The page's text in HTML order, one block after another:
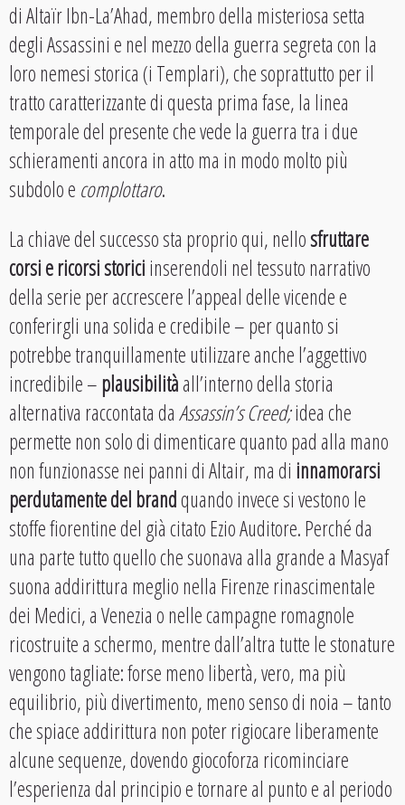
di Altaïr Ibn-La’Ahad, membro della misteriosa setta
degli Assassini e nel mezzo della guerra segreta con la
loro nemesi storica (i Templari), che soprattutto per il
tratto caratterizzante di questa prima fase, la linea
temporale del presente che vede la guerra tra i due
schieramenti ancora in atto ma in modo molto più
subdolo e complottaro.
La chiave del successo sta proprio qui, nellosfruttare
corsi e ricorsi storiciinserendoli nel tessuto narrativo
della serie per accrescere l’appeal delle vicende e
conferirgli una solida e credibile – per quanto si
potrebbe tranquillamente utilizzare anche l’aggettivo
incredibile –plausibilitàall’interno della storia
alternativa raccontata daAssassin’s Creed;idea che
permette non solo di dimenticare quanto pad alla mano
non funzionasse nei panni di Altair, ma di innamorarsi
perdutamente del brandquando invece si vestono le
stoffe fiorentine del già citato Ezio Auditore. Perché da
una parte tutto quello che suonava alla grande a Masyaf
suona addirittura meglio nella Firenze rinascimentale
dei Medici, a Venezia o nelle campagne romagnole
ricostruite a schermo, mentre dall’altra tutte le stonature
vengono tagliate: forse meno libertà, vero, ma più
equilibrio, più divertimento, meno senso di noia – tanto
che spiace addirittura non poter rigiocare liberamente
alcune sequenze, dovendo giocoforza ricominciare
l’esperienza dal principio e tornare al punto e al periodo